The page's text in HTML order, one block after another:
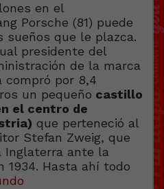
en el
Porsche (81) puede
sueños que le plazca.
presidente del
de la marca
compró por 8,4
un pequeño castillo
el centro de
que perteneció al
Stefan Zweig, que
Inglaterra ante la
1934. Hasta ahí todo